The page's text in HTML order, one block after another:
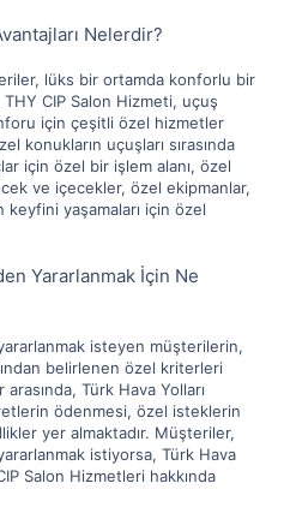
Nelerdir?
lüks bir ortamda konforlu bir
THY CIP Salon Hizmeti, uçuş
için çeşitli özel hizmetler
konukların uçuşları sırasında
için özel bir işlem alanı, özel
ve içecekler, özel ekipmanlar,
keyfini yaşamaları için özel
Yararlanmak İçin Ne
isteyen müşterilerin,
belirlenen özel kriterleri
Türk Hava Yolları
ödenmesi, özel isteklerin
yer almaktadır. Müşteriler,
istiyorsa, Türk Hava
Salon Hizmetleri hakkında